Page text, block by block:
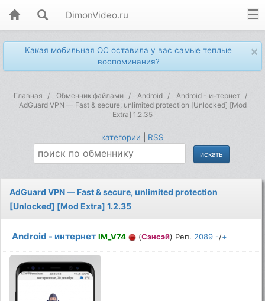
DimonVideo.ru
×
Какая мобильная ОС оставила у вас самые теплые
воспоминания?
Главная Обменник файлами Android
Android - интернет
AdGuard VPN — Fast & secure, unlimited protection [Unlocked] [Mod
Extra] 1.2.35
категории RSS
AdGuard VPN — Fast & secure, unlimited protection
[Unlocked] [Mod Extra] 1.2.35
Android - интернет IM_V74 (Сэнсэй) Реп. 2089 -/+